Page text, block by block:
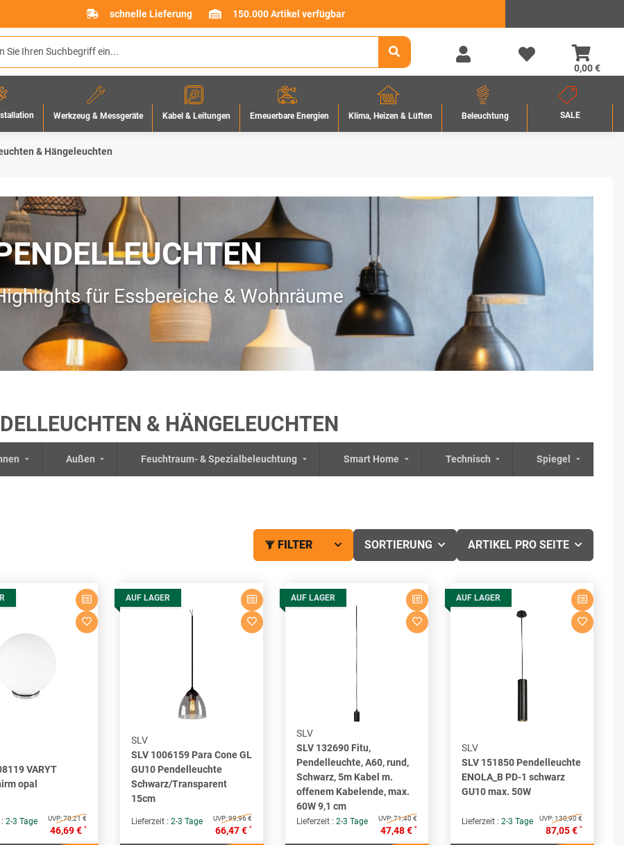
schnelle Lieferung 150.000 Artikel verfügbar
0,00 €
Werkzeug & Messgeräte Kabel & Leitungen Erneuerbare Energien Klima, Heizen & Lüften Beleuchtung SALE
& Hängeleuchten
für Essbereiche & Wohnräume
& HÄNGELEUCHTEN
Außen Feuchtraum- & Spezialbeleuchtung Smart Home Technisch Spiegel
FILTER SORTIERUNG ARTIKEL PRO SEITE
VARYT
opal
2-3 Tage UVP:70,21 €
46,69 € *
AUF LAGER
SLV
SLV 1006159 Para Cone GL
GU10 Pendelleuchte
Schwarz/Transparent
15cm
Lieferzeit : 2-3 Tage UVP:99,96 €
66,47 € *
AUF LAGER
SLV
SLV 132690 Fitu,
Pendelleuchte, A60, rund,
Schwarz, 5m Kabel m.
offenem Kabelende, max.
60W 9,1 cm
Lieferzeit : 2-3 Tage UVP:71,40 €
47,48 € *
AUF LAGER
SLV
SLV 151850 Pendelleuchte
ENOLA_B PD-1 schwarz
GU10 max. 50W
Lieferzeit : 2-3 Tage UVP:130,90 €
87,05 € *